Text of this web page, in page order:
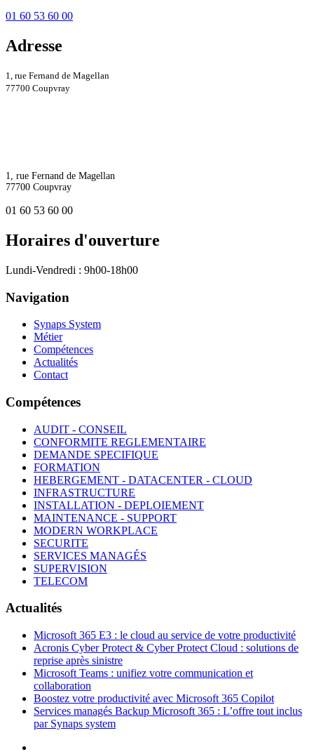
01 60 53 60 00
Adresse
1, rue Fernand de Magellan
77700 Coupvray
1, rue Fernand de Magellan
77700 Coupvray
01 60 53 60 00
Horaires d'ouverture
Lundi-Vendredi : 9h00-18h00
Navigation
Synaps System
Métier
Compétences
Actualités
Contact
Compétences
AUDIT - CONSEIL
CONFORMITE REGLEMENTAIRE
DEMANDE SPECIFIQUE
FORMATION
HEBERGEMENT - DATACENTER - CLOUD
INFRASTRUCTURE
INSTALLATION - DEPLOIEMENT
MAINTENANCE - SUPPORT
MODERN WORKPLACE
SECURITE
SERVICES MANAGÉS
SUPERVISION
TELECOM
Actualités
Microsoft 365 E3 : le cloud au service de votre productivité
Acronis Cyber Protect & Cyber Protect Cloud : solutions de
reprise après sinistre
Microsoft Teams : unifiez votre communication et
collaboration
Boostez votre productivité avec Microsoft 365 Copilot
Services managés Backup Microsoft 365 : L’offre tout inclus
par Synaps system